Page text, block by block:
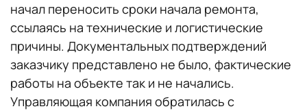
начал переносить сроки начала ремонта,
ссылаясь на технические и логистические
причины. Документальных подтверждений
заказчику представлено не было, фактические
работы на объекте так и не начались.
Управляющая компания обратилась с